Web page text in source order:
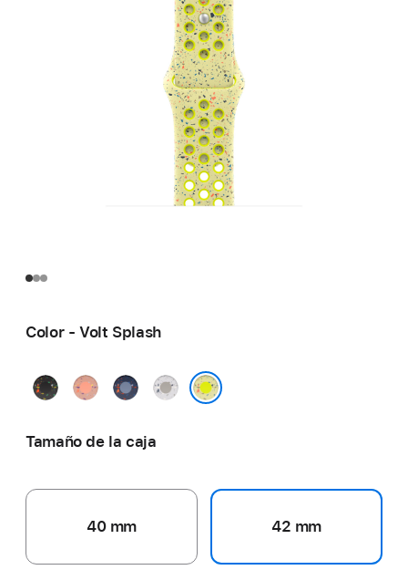
Color - Volt Splash
NegroRosa
Azul
Gris
velado
Tamaño de la caja
40 mm 42 mm